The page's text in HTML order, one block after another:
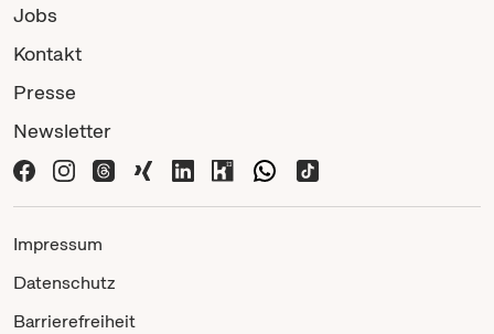
Jobs
Kontakt
Presse
Newsletter
Impressum
Datenschutz
Barrierefreiheit